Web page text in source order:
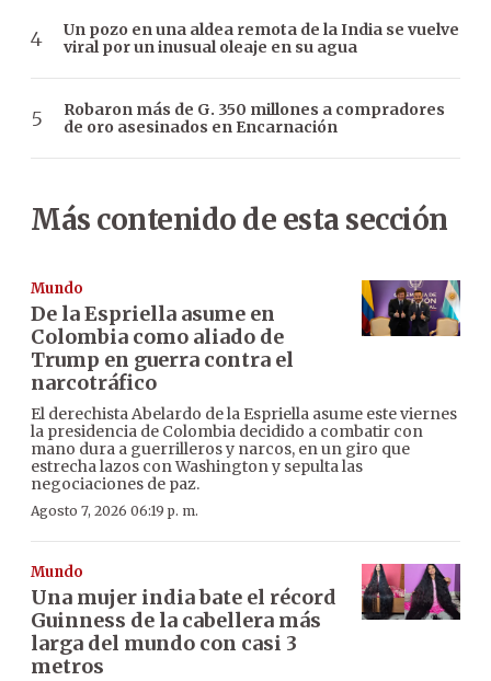
Un pozo en una aldea remota de la India se vuelve
viral por un inusual oleaje en su agua
Robaron más de G. 350 millones a compradores
de oro asesinados en Encarnación
Más contenido de esta sección
Mundo
De la Espriella asume en
Colombia como aliado de
Trump en guerra contra el
narcotráfico
El derechista Abelardo de la Espriella asume este viernes
la presidencia de Colombia decidido a combatir con
mano dura a guerrilleros y narcos, en un giro que
estrecha lazos con Washington y sepulta las
negociaciones de paz.
Agosto 7, 2026 06:19 p. m.
Mundo
Una mujer india bate el récord
Guinness de la cabellera más
larga del mundo con casi 3
metros